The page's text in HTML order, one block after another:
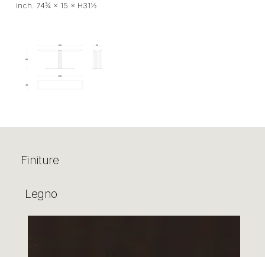
inch. 74¾ × 15 × H31½
Finiture
Legno